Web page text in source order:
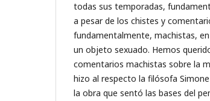
todas sus temporadas,
a pesar de los chistes y
fundamentalmente, machistas,
un objeto sexuado. Hemos
comentarios machistas sobre la
hizo al respecto la filósofa
la obra que sentó las bases del